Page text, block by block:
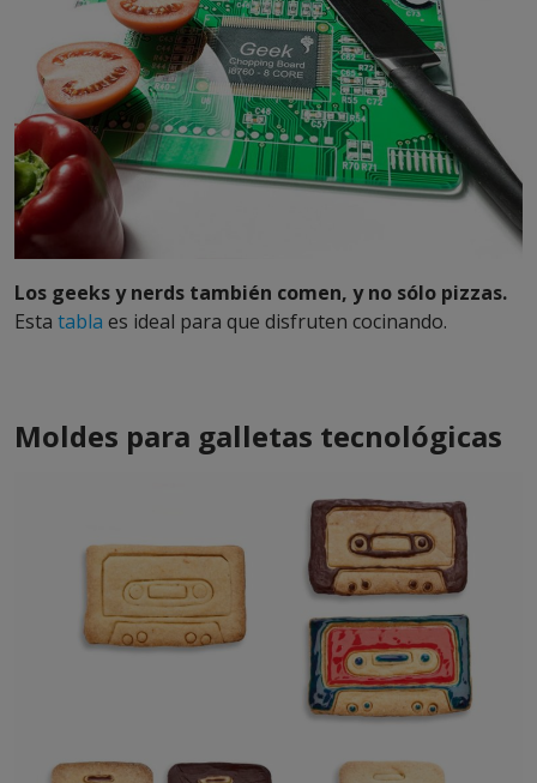
Los geeks y nerds también comen, y no sólo pizzas.
Esta tabla es ideal para que disfruten cocinando.
Moldes para galletas tecnológicas